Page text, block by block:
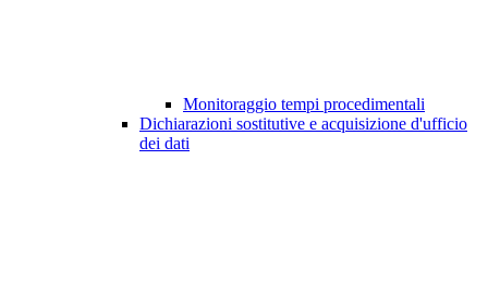
Monitoraggio tempi procedimentali
Dichiarazioni sostitutive e acquisizione d'ufficio
dei dati